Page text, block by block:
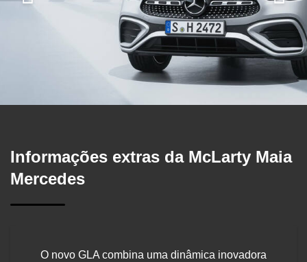
Informações extras da McLarty Maia
Mercedes
O novo GLA combina uma dinâmica inovadora